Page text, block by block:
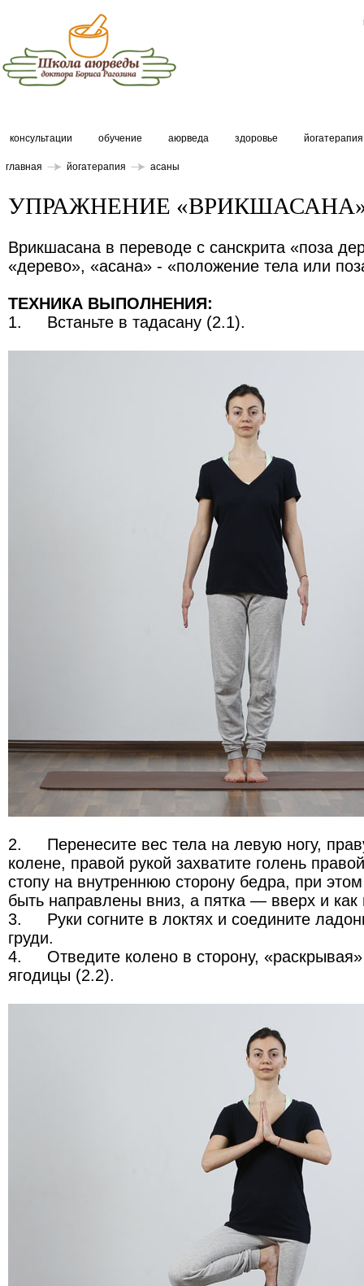
консультации обучение аюрведа здоровье йогатерапия
главная йогатерапия асаны
УПРАЖНЕНИЕ
Врикшасана в переводе с санскрита «поза
«дерево», «асана» - «положение тела или
ТЕХНИКА ВЫПОЛНЕНИЯ:
1.
Встаньте в тадасану (2.1).
2.
Перенесите вес тела на левую ногу,
колене, правой рукой захватите голень
стопу на внутреннюю сторону бедра, при
быть направлены вниз, а пятка — вверх и
3.
Руки согните в локтях и соедините
груди.
4.
Отведите колено в сторону, «раскрывая»
ягодицы (2.2).